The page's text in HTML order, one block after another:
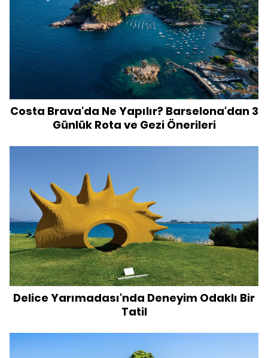
Costa Brava'da Ne Yapılır? Barselona'dan 3
Günlük Rota ve Gezi Önerileri
Delice Yarımadası'nda Deneyim Odaklı Bir
Tatil